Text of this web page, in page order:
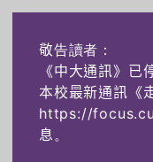
敬告讀者：
《中大通訊》已
本校最新通訊《
https://
息。